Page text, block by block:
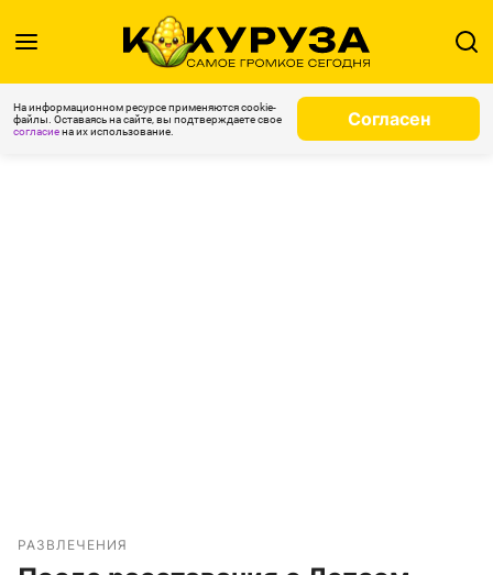
На информационном ресурсе применяются cookie-
файлы. Оставаясь на сайте, вы подтверждаете свое
согласиена их использование.
Согласен
РАЗВЛЕЧЕНИЯ